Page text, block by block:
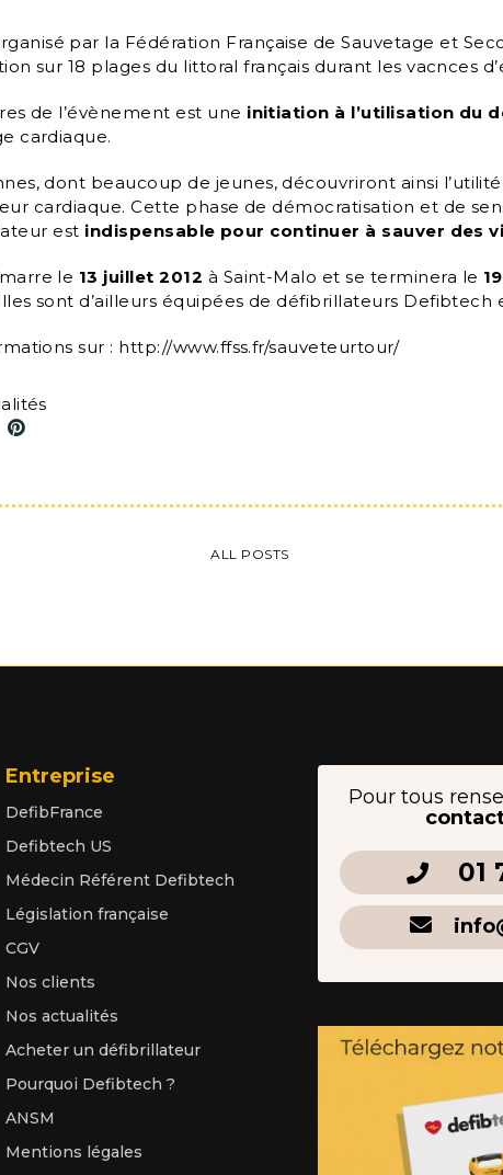
par la Fédération Française de Sauvetage et
sur 18 plages du littoral français durant les vacnces
de l’évènement est une initiation à l’utilisation du
cardiaque.
dont beaucoup de jeunes, découvriront ainsi
cardiaque. Cette phase de démocratisation et de
est indispensable pour continuer à sauver des
le 13 juillet 2012 à Saint-Malo et se terminera le
sont d’ailleurs équipées de défibrillateurs Defibtech
sur : http://www.ffss.fr/sauveteurtour/
ALL POSTS
Entreprise
DefibFrance
Defibtech US
Médecin Référent Defibtech
Législation française
CGV
Nos clients
Nos actualités
Acheter un défibrillateur
Pourquoi Defibtech ?
ANSM
Mentions légales
Pour tous
01